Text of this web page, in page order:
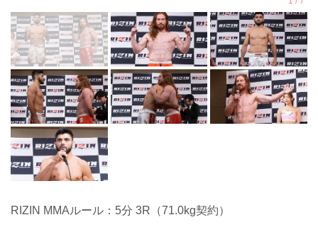
RIZIN MMAルール：5分 3R（71.0kg契約）